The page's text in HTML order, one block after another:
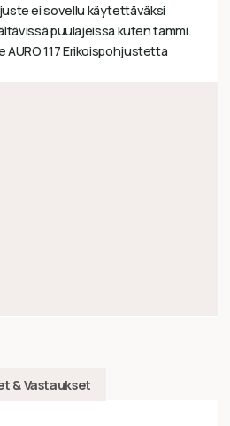
ei sovellu käytettäväksi
puulajeissa kuten tammi.
AURO 117 Erikoispohjustetta
& Vastaukset